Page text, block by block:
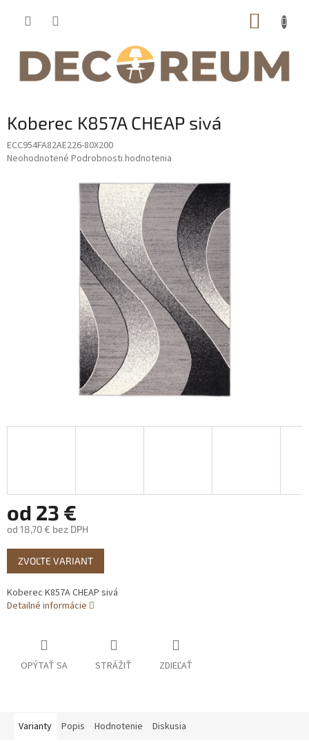
Koberec K857A CHEAP sivá
ECC954FA82AE226-80X200
Priemerné
Neohodnotené Podrobnosti hodnotenia
od 23 €
od 18,70 € bez DPH
Jednotková
cena:
ZVOĽTE VARIANT
Koberec K857A CHEAP sivá
Detailné informácie
OPÝTAŤ SA STRÁŽIŤ ZDIEĽAŤ
Varianty Popis Hodnotenie Diskusia